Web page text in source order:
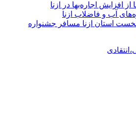
از افزایش اجاره‌بها در ازنا
آب و فاضلاب ازنا
استان ازنا مسافر جشنواره